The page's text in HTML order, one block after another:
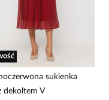
sukienka
dekoltem V